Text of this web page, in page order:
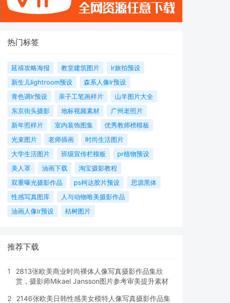
热门标签
延禧攻略海报 教堂建筑图片
lr旅拍预设
新生儿lightroom预设
森系人像lr预设
青色调lr预设
亲子工笔画样片
山羊图片大全
东京街头摄影
地标视频素材
广州老照片
新年照样片
室内装饰图集
优秀教师榜模板
光束图片
老师插画
时尚生活图片
大学生活图片
班级宣传栏模板
pr植物预设
美人罩
油画下载
淘宝摄影教程
双重曝光摄影作品
ps柯达胶片预设
思源黑体
性感写真图库
人与动物唯美摄影作品
油画人像lr预设
枯树图片
推荐下载
1
2813张欧美商业时尚裸体人像写真摄影作品集欣
赏，摄影师Mikael Jansson图片参考审美提升素材
2
2146张欧美日韩性感美女模特人像写真摄影作品集